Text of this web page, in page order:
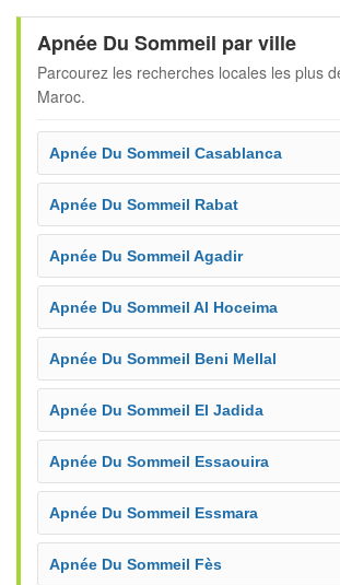
Apnée Du Sommeil par ville
Parcourez les recherches locales les plus
Maroc.
Apnée Du Sommeil Casablanca
Apnée Du Sommeil Rabat
Apnée Du Sommeil Agadir
Apnée Du Sommeil Al Hoceima
Apnée Du Sommeil Beni Mellal
Apnée Du Sommeil El Jadida
Apnée Du Sommeil Essaouira
Apnée Du Sommeil Essmara
Apnée Du Sommeil Fès